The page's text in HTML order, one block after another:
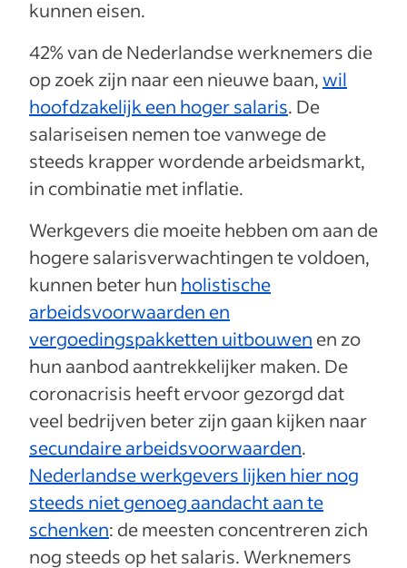
kunnen eisen.
42% van de Nederlandse werknemers die
op zoek zijn naar een nieuwe baan,wil
hoofdzakelijk een hoger salaris. De
salariseisen nemen toe vanwege de
steeds krapper wordende arbeidsmarkt,
in combinatie met inflatie.
Werkgevers die moeite hebben om aan de
hogere salarisverwachtingen te voldoen,
kunnen beter hun holistische
arbeidsvoorwaarden en
vergoedingspakketten uitbouwen en zo
hun aanbod aantrekkelijker maken. De
coronacrisis heeft ervoor gezorgd dat
veel bedrijven beter zijn gaan kijken naar
secundaire arbeidsvoorwaarden.
Nederlandse werkgevers lijken hier nog
steeds niet genoeg aandacht aan te
schenken: de meesten concentreren zich
nog steeds op het salaris. Werknemers